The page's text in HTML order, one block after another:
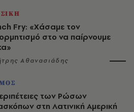
Fry: «Χάσαμε τον
στο να παίρνουμε
Αθανασιάδης
των Ρώσων
στη Λατινική Αμερική